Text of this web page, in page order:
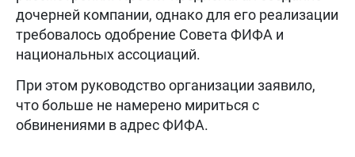
дочерней компании, однако для его реализации
требовалось одобрение Совета ФИФА и
национальных ассоциаций.
При этом руководство организации заявило,
что больше не намерено мириться с
обвинениями в адрес ФИФА.